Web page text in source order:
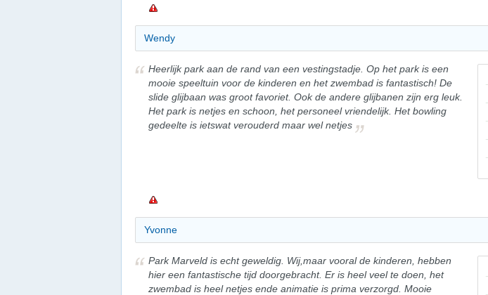
Wendy
Heerlijk park aan de rand van een vestingstadje. Op het park is een
mooie speeltuin voor de kinderen en het zwembad is fantastisch! De
slide glijbaan was groot favoriet. Ook de andere glijbanen zijn erg leuk.
Het park is netjes en schoon, het personeel vriendelijk. Het bowling
gedeelte is ietswat verouderd maar wel netjes
Yvonne
Park Marveld is echt geweldig. Wij,maar vooral de kinderen, hebben
hier een fantastische tijd doorgebracht. Er is heel veel te doen, het
zwembad is heel netjes ende animatie is prima verzorgd. Mooie